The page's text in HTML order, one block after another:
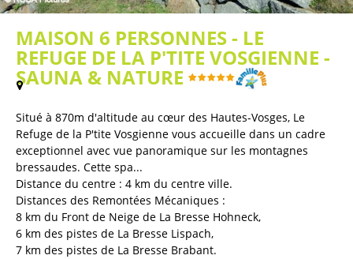
MAISON 6 PERSONNES - LE
REFUGE DE LA P'TITE VOSGIENNE -
SAUNA & NATURE
Plan / Carte)
Situé à 870m d'altitude au cœur des Hautes-Vosges, Le
Refuge de la P'tite Vosgienne vous accueille dans un cadre
exceptionnel avec vue panoramique sur les montagnes
bressaudes. Cette spa...
Distance du centre : 4 km du centre ville
Distances des Remontées Mécaniques :
8 km du Front de Neige de La Bresse Hohneck
6 km des pistes de La Bresse Lispach
7 km des pistes de La Bresse Brabant